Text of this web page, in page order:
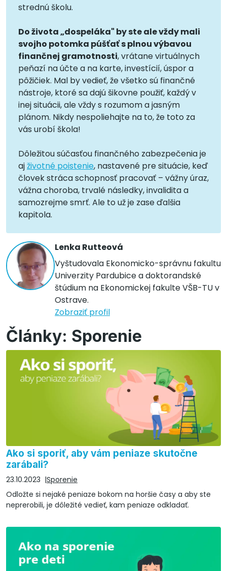
strednú školu.
Do života „dospeláka" by ste ale vždy mali
svojho potomka púšťať s plnou výbavou
finančnej gramotnosti, vrátane virtuálnych
peňazí na účte a na karte, investícií, úspor a
pôžičiek. Mal by vedieť, že všetko sú finančné
nástroje, ktoré sa dajú šikovne použiť, každý v
inej situácii, ale vždy s rozumom a jasným
plánom. Nikdy nespoliehajte na to, že toto za
vás urobí škola!
Dôležitou súčasťou finančného zabezpečenia je
ajživotné poistenie, nastavené pre situácie, keď
človek stráca schopnosť pracovať – vážny úraz,
vážna choroba, trvalé následky, invalidita a
samozrejme smrť. Ale to už je zase ďalšia
kapitola.
Lenka Rutteová
Vyštudovala Ekonomicko-správnu fakultu
Univerzity Pardubice a doktorandské
štúdium na Ekonomickej fakulte VŠB-TU v
Ostrave.
Zobraziť profil
Články: Sporenie
Ako si sporiť, aby vám peniaze skutočne
zarábali?
23.10.2023
Sporenie
Odložte si nejaké peniaze bokom na horšie časy a aby ste
neprerobili, je dôležité vedieť, kam peniaze odkladať.